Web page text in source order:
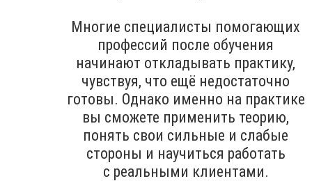
Многие специалисты помогающих
профессий после обучения
начинают откладывать практику,
чувствуя, что ещё недостаточно
готовы. Однако именно на практике
вы сможете применить теорию,
понять свои сильные и слабые
стороны и научиться работать
с реальными клиентами.